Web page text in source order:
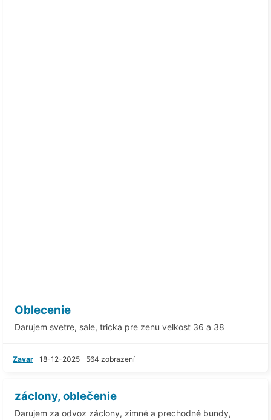
Oblecenie
Darujem svetre, sale, tricka pre zenu velkost 36 a 38
Zavar 18-12-2025 564 zobrazení
záclony, oblečenie
Darujem za odvoz záclony, zimné a prechodné bundy,